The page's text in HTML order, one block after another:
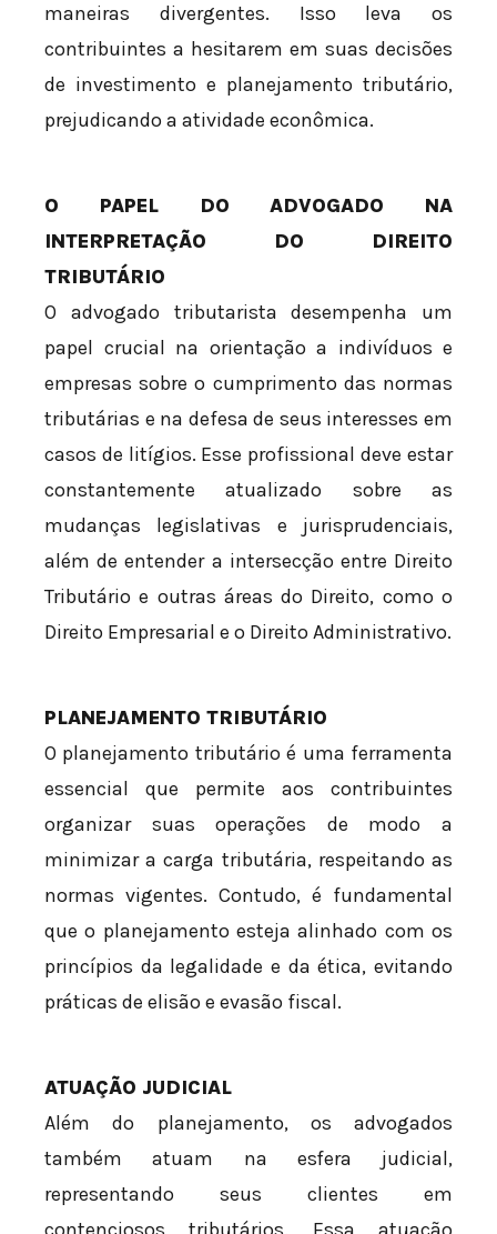
maneiras divergentes. Isso leva os
contribuintes a hesitarem em suas decisões
de investimento e planejamento tributário,
prejudicando a atividade econômica.
O PAPEL DO ADVOGADO NA
INTERPRETAÇÃO DO DIREITO
TRIBUTÁRIO
O advogado tributarista desempenha um
papel crucial na orientação a indivíduos e
empresas sobre o cumprimento das normas
tributárias e na defesa de seus interesses em
casos de litígios. Esse profissional deve estar
constantemente atualizado sobre as
mudanças legislativas e jurisprudenciais,
além de entender a intersecção entre Direito
Tributário e outras áreas do Direito, como o
Direito Empresarial e o Direito Administrativo.
PLANEJAMENTO TRIBUTÁRIO
O planejamento tributário é uma ferramenta
essencial que permite aos contribuintes
organizar suas operações de modo a
minimizar a carga tributária, respeitando as
normas vigentes. Contudo, é fundamental
que o planejamento esteja alinhado com os
princípios da legalidade e da ética, evitando
práticas de elisão e evasão fiscal.
ATUAÇÃO JUDICIAL
Além do planejamento, os advogados
também atuam na esfera judicial,
representando seus clientes em